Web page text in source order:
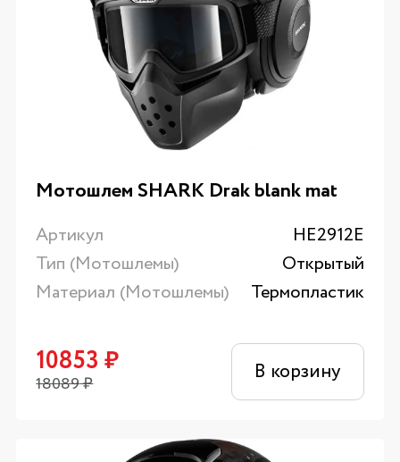
Мотошлем SHARK Drak blank mat
Артикул
HE2912E
Тип (Мотошлемы)
Открытый
Материал (Мотошлемы)
Термопластик
10853 ₽
18089₽ В корзину